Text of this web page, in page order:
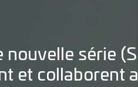
nouvelle série
et collaborent